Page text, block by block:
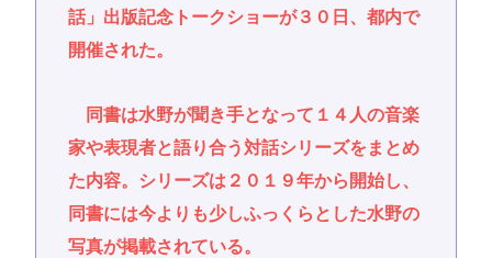
話」出版記念トークショーが３０日、都内で
開催された。
同書は水野が聞き手となって１４人の音楽
家や表現者と語り合う対話シリーズをまとめ
た内容。シリーズは２０１９年から開始し、
同書には今よりも少しふっくらとした水野の
写真が掲載されている。